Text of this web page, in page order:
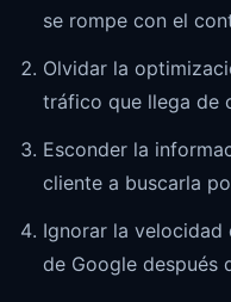
se rompe con el
Olvidar la
tráfico que llega de
Esconder la
cliente a buscarla
Ignorar la velocidad
de Google después